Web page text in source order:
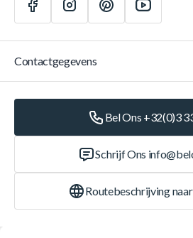
Contactgegevens
Bel Ons +32(0)3
Schrijf Ons
Routebeschrijving